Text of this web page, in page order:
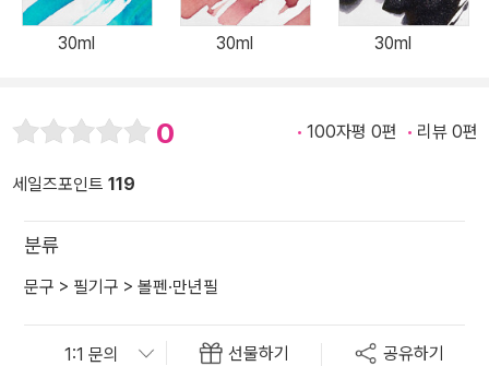
30ml 30ml 30ml
0 100자평 0편 리뷰 0편
세일즈포인트 119
분류
문구 > 필기구 > 볼펜·만년필
선물하기 공유하기